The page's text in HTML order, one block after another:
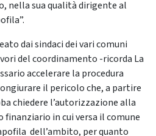
nella sua qualità dirigente al
dai sindaci dei vari comuni
del coordinamento -ricorda La
accelerare la procedura
il pericolo che, a partire
chiedere l’autorizzazione alla
finanziario in cui versa il comune
dell’ambito, per quanto